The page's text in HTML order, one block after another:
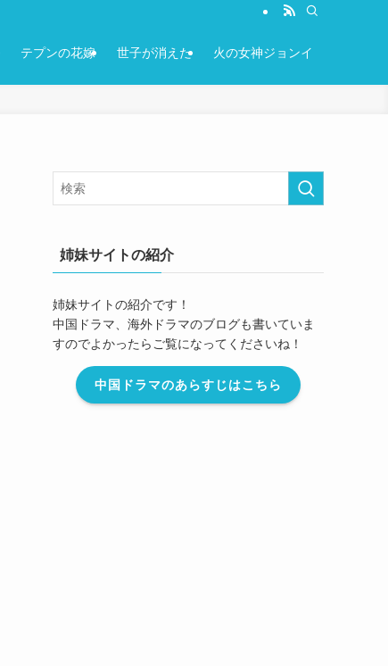
テプンの花嫁 世子が消えた 火の女神ジョンイ
姉妹サイトの紹介
姉妹サイトの紹介です！
中国ドラマ、海外ドラマのブログも書いていま
すのでよかったらご覧になってくださいね！
中国ドラマのあらすじはこちら